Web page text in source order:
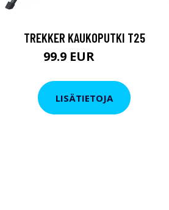
TREKKER KAUKOPUTKI T25
99.9 EUR
LISÄTIETOJA